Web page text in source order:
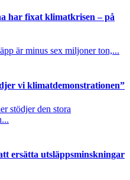
har fixat klimatkrisen – på
är minus sex miljoner ton,...
vi klimatdemonstrationen”
stödjer den stora
ersätta utsläppsminskningar